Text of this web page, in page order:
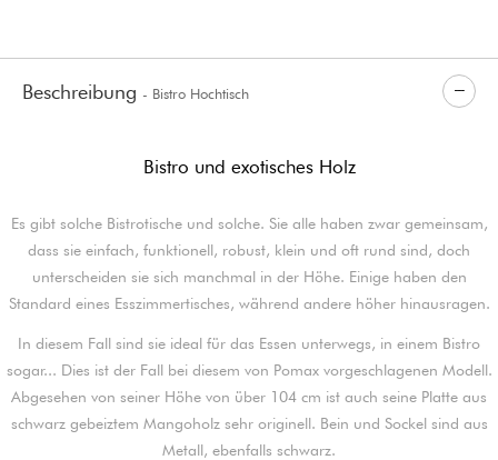
Beschreibung - Bistro Hochtisch
Bistro und exotisches Holz
Es gibt solche Bistrotische und solche. Sie alle haben zwar gemeinsam,
dass sie einfach, funktionell, robust, klein und oft rund sind, doch
unterscheiden sie sich manchmal in der Höhe. Einige haben den
Standard eines Esszimmertisches, während andere höher hinausragen.
In diesem Fall sind sie ideal für das Essen unterwegs, in einem Bistro
sogar... Dies ist der Fall bei diesem von Pomax vorgeschlagenen Modell.
Abgesehen von seiner Höhe von über 104 cm ist auch seine Platte aus
schwarz gebeiztem Mangoholz sehr originell. Bein und Sockel sind aus
Metall, ebenfalls schwarz.